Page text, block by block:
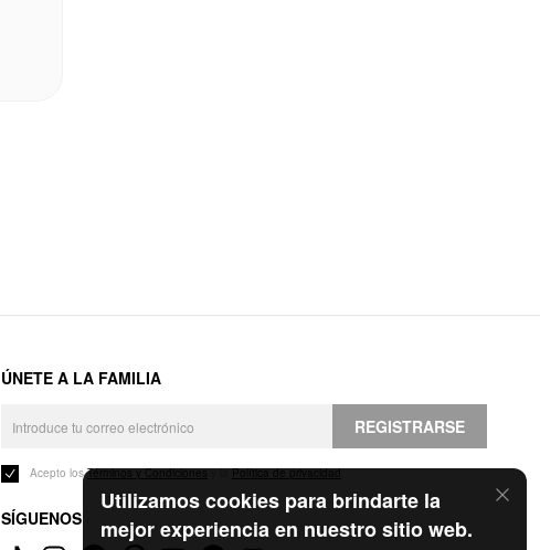
Utilizamos cookies para brindarte la
mejor experiencia en nuestro sitio web.
ÚNETE A LA FAMILIA
REGISTRARSE
Acepto losTérminos y Condicionesy laPolítica de privacidad.
SÍGUENOS